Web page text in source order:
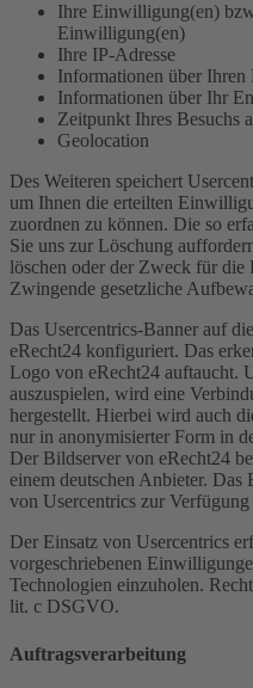
Ihre Einwilligung(en)
Einwilligung(en)
Ihre IP-Adresse
Informationen über Ihren
Informationen über Ihr
Zeitpunkt Ihres Besuchs
Geolocation
Des Weiteren speichert
um Ihnen die erteilten
zuordnen zu können. Die so
Sie uns zur Löschung
löschen oder der Zweck für die
Zwingende gesetzliche
Das Usercentrics-Banner auf
eRecht24 konfiguriert. Das
Logo von eRecht24 auftaucht.
auszuspielen, wird eine
hergestellt. Hierbei wird auch
nur in anonymisierter Form in
Der Bildserver von eRecht24
einem deutschen Anbieter. Das
von Usercentrics zur Verfügung
Der Einsatz von Usercentrics
vorgeschriebenen
Technologien einzuholen.
lit. c DSGVO.
Auftragsverarbeitung